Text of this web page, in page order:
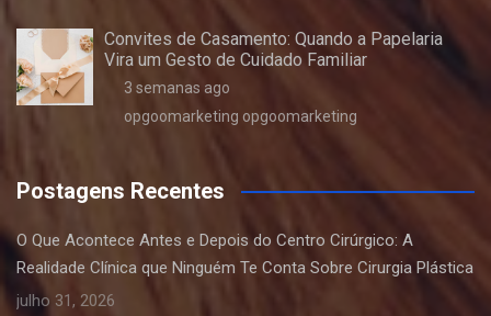
Convites de Casamento: Quando a Papelaria
Vira um Gesto de Cuidado Familiar
3 semanas ago
opgoomarketing opgoomarketing
Postagens Recentes
O Que Acontece Antes e Depois do Centro Cirúrgico: A
Realidade Clínica que Ninguém Te Conta Sobre Cirurgia Plástica
julho 31, 2026